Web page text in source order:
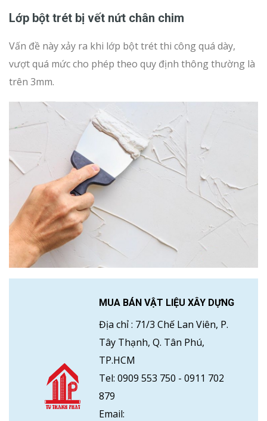
Lớp bột trét bị vết nứt chân chim
Vấn đề này xảy ra khi lớp bột trét thi công quá dày,
vượt quá mức cho phép theo quy định thông thường là
trên 3mm.
MUA BÁN VẬT LIỆU XÂY DỰNG
Địa chỉ : 71/3 Chế Lan Viên, P.
Tây Thạnh, Q. Tân Phú,
TP.HCM
Tel: 0909 553 750 - 0911 702
879
Email: